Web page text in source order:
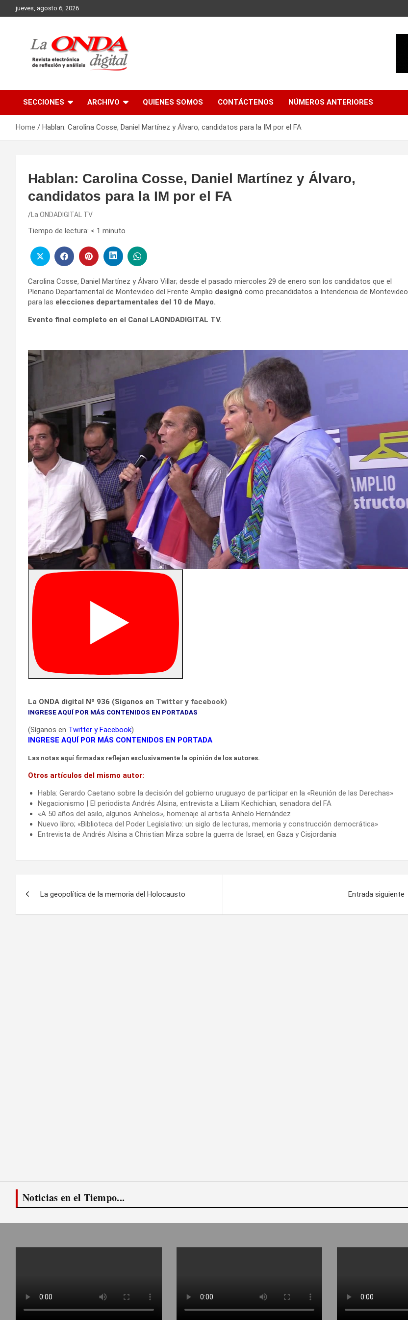
to
jueves, agosto 6, 2026
SECCIONES ARCHIVO QUIENES SOMOS CONTÁCTENOS NÚMEROS ANTERIORES
Home Hablan: Carolina Cosse, Daniel Martínez y Álvaro, candidatos para la IM por el FA
Hablan: Carolina Cosse, Daniel Martínez y Álvaro,
candidatos para la IM por el FA
La ONDADIGITAL TV
Tiempo de lectura: < 1 minuto
Carolina Cosse, Daniel Martínez y Álvaro Villar; desde el pasado miercoles 29 de enero son los candidatos que el
Plenario Departamental de Montevideo del Frente Amplio designó como precandidatos a Intendencia de Montevideo
para las elecciones departamentales del 10 de Mayo.
Evento final completo en el Canal LAONDADIGITAL TV.
La ONDA digital Nº 936 (Síganos en Twitter y facebook)
INGRESE AQUÍ POR MÁS CONTENIDOS EN PORTADAS
(Síganos en Twitter yFacebook)
INGRESE AQUÍ POR MÁS CONTENIDOS EN PORTADA
Las notas aquí firmadas reflejan exclusivamente la opinión de los autores.
Otros artículos del mismo autor:
Habla: Gerardo Caetano sobre la decisión del gobierno uruguayo de participar en la «Reunión de las Derechas»
Negacionismo | El periodista Andrés Alsina, entrevista a Liliam Kechichian, senadora del FA
«A 50 años del asilo, algunos Anhelos», homenaje al artista Anhelo Hernández
Nuevo libro; «Biblioteca del Poder Legislativo: un siglo de lecturas, memoria y construcción democrática»
Entrevista de Andrés Alsina a Christian Mirza sobre la guerra de Israel, en Gaza y Cisjordania
La geopolítica de la memoria del Holocausto Entrada siguiente
Noticias en el Tiempo...